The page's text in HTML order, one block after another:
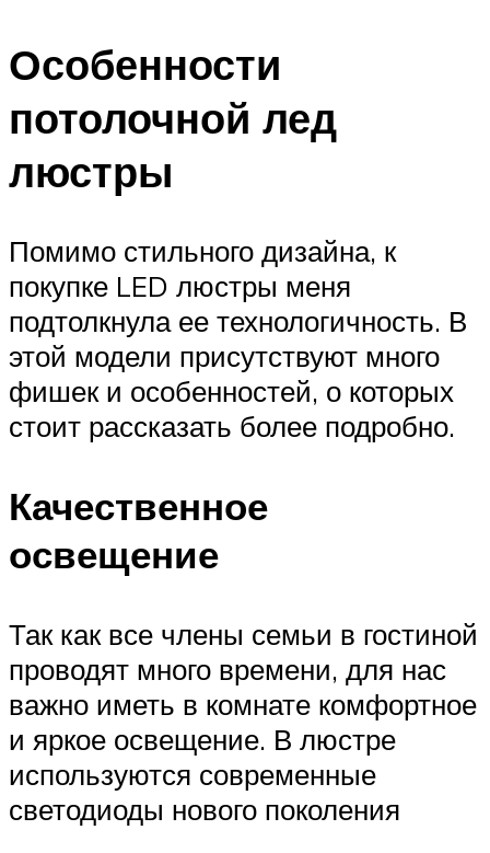
Особенности
потолочной лед
люстры
Помимо стильного дизайна, к
покупке LED люстры меня
подтолкнула ее технологичность. В
этой модели присутствуют много
фишек и особенностей, о которых
стоит рассказать более подробно.
Качественное
освещение
Так как все члены семьи в гостиной
проводят много времени, для нас
важно иметь в комнате комфортное
и яркое освещение. В люстре
используются современные
светодиоды нового поколения